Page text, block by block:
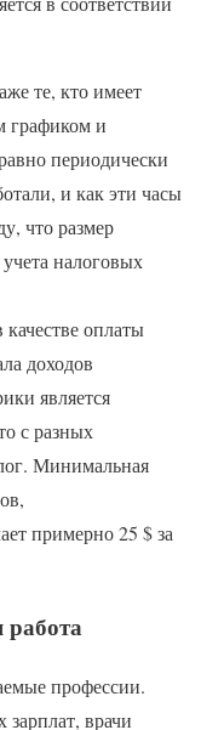
те, кто имеет
графиком и
периодически
и как эти часы
что размер
налоговых
качестве оплаты
доходов
является
с разных
Минимальная
примерно 25 $ за
профессии.
врачи